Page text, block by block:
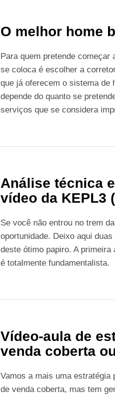
O melhor home
Para quem pretende
se coloca é escolher a
que já oferecem o sistema de
depende do quanto se
serviços que se considera
Análise técnica
vídeo da KEPL3
Se você não entrou no trem
oportunidade. Deixo aqui
deste ótimo papiro. A
é totalmente fundamentalista.
Vídeo-aula de
venda coberta
Vamos a mais uma estratégia
de venda coberta, mas tem